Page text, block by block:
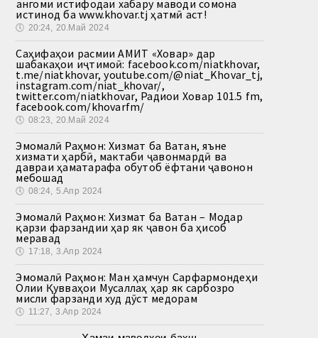
Ҳангоми истифодаи хабару маводи сомона
истинод ба www.khovar.tj ҳатмӣ аст!
🕔 20:24, 20.Май 2024
Саҳифаҳои расмии АМИТ «Ховар» дар
шабакаҳои иҷтимоӣ: facebook.com/niatkhovar,
t.me/niatkhovar, youtube.com/@niat_Khovar_tj,
instagram.com/niat_khovar/,
twitter.com/niatkhovar, Радиои Ховар 101.5 fm,
facebook.com/khovarfm/
🕔 08:23, 20.Май 2024
Эмомалӣ Раҳмон: Хизмат ба Ватан, яъне
хизмати ҳарбӣ, мактаби ҷавонмардӣ ва
давраи ҳаматарафа обутоб ёфтани ҷавонон
мебошад
🕔 08:24, 5.Апр 2024
Эмомалӣ Раҳмон: Хизмат ба Ватан – Модар
қарзи фарзандии ҳар як ҷавон ба ҳисоб
меравад
🕔 17:18, 3.Апр 2024
Эмомалӣ Раҳмон: Ман ҳамчун Сарфармондеҳи
Олии Қувваҳои Мусаллаҳ ҳар як сарбозро
мисли фарзанди худ дӯст медорам
🕔 11:27, 3.Апр 2024